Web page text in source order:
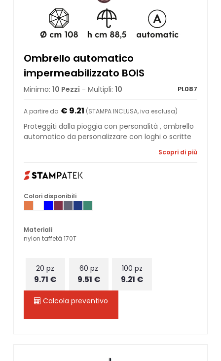
Ombrello automatico
impermeabilizzato BOIS
Minimo: 10 Pezzi - Multipli: 10 PL087
A partire da € 9.21 (STAMPA INCLUSA, iva esclusa)
Proteggiti dalla pioggia con personalità , ombrello
automatico da personalizzare con loghi o scritte
Scopri di più
Colori disponibili
Materiali
nylon taffetà 170T
20 pz
9.71 €
60 pz
9.51 €
100 pz
9.21 €
Calcola preventivo